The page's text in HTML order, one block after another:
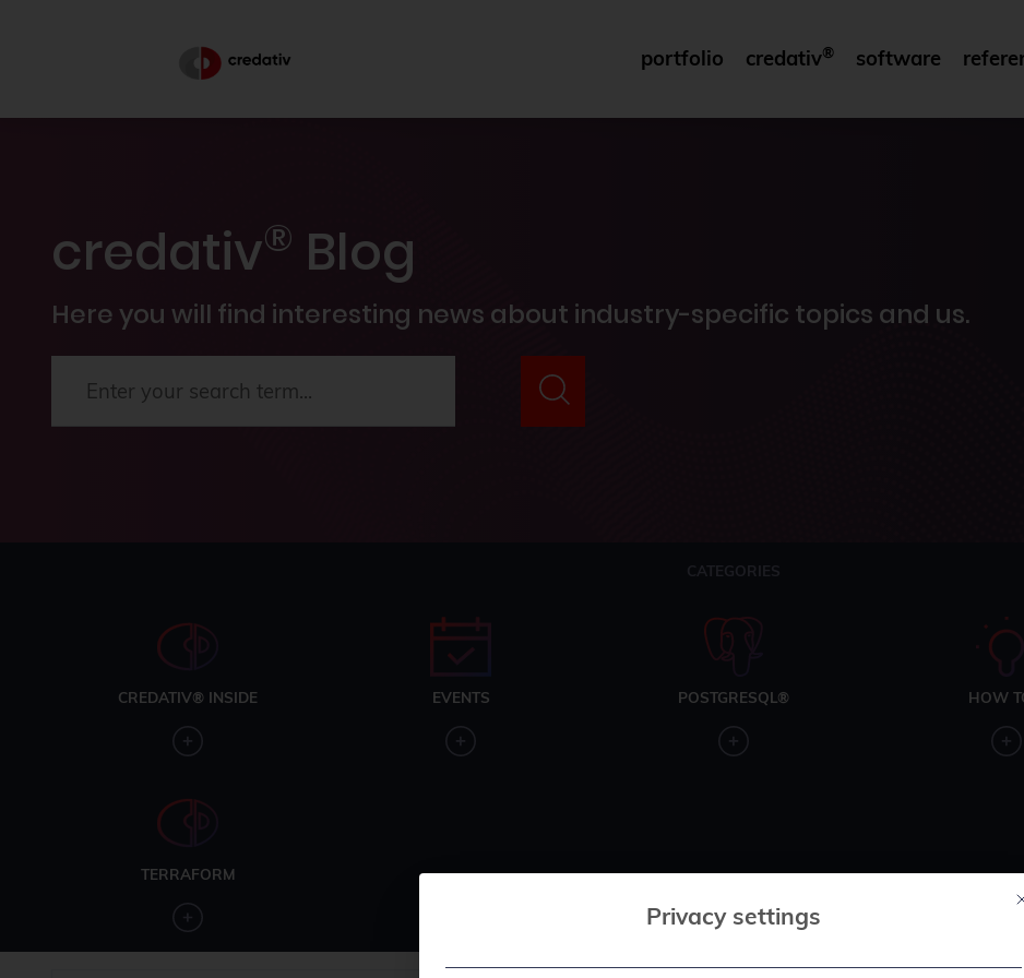
portfolio credativ® software
credativ® Blog
Here you will find interesting news about industry-specific topics and us.
CATEGORIES
CREDATIV® INSIDE EVENTS POSTGRESQL® HOW
TERRAFORM
Privacy settings